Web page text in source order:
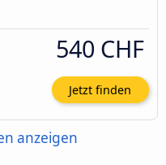
540 CHF
Jetzt finden
anzeigen